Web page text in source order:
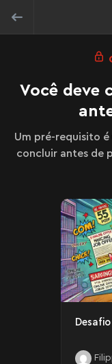
Você deve
Um pré-requisito
concluir antes de